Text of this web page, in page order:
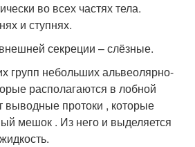
во всех частях тела.
и ступнях.
секреции – слёзные.
групп небольших альвеолярно-
располагаются в лобной
протоки , которые
мешок . Из него и выделяется